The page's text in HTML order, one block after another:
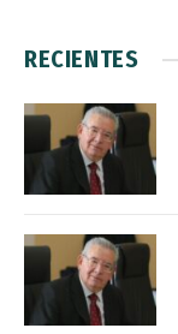
RECIENTES